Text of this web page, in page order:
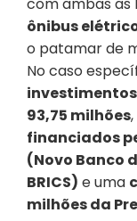
ônibus
o patamar de
No caso
93,75 milhões
financiados
(Novo Banco
BRICS) e uma
milhões da